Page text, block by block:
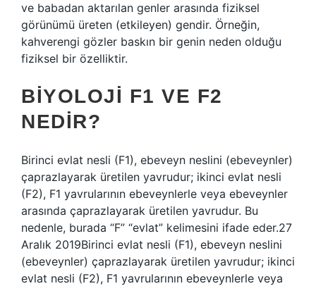
ve babadan aktarılan genler arasında fiziksel
görünümü üreten (etkileyen) gendir. Örneğin,
kahverengi gözler baskın bir genin neden olduğu
fiziksel bir özelliktir.
BIYOLOJI F1 VE F2
NEDIR?
Birinci evlat nesli (F1), ebeveyn neslini (ebeveynler)
çaprazlayarak üretilen yavrudur; ikinci evlat nesli
(F2), F1 yavrularının ebeveynlerle veya ebeveynler
arasında çaprazlayarak üretilen yavrudur. Bu
nedenle, burada “F” “evlat” kelimesini ifade eder.27
Aralık 2019Birinci evlat nesli (F1), ebeveyn neslini
(ebeveynler) çaprazlayarak üretilen yavrudur; ikinci
evlat nesli (F2), F1 yavrularının ebeveynlerle veya